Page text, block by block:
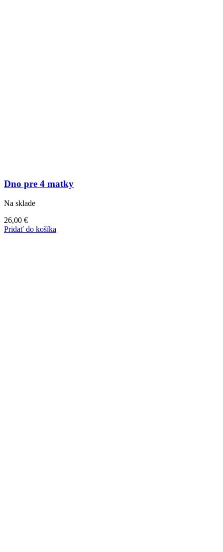
Dno pre 4 matky
Na sklade
26,00 €
Pridať do košíka